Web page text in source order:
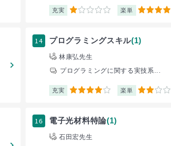
充実 1 楽単 5
14 プログラミングスキル(1)
林康弘先生
プログラミングに関する実技系...
充実 4 楽単 2
16 電子光材料特論(1)
石田宏先生